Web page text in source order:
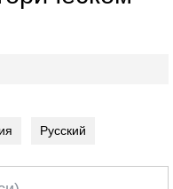
Русский